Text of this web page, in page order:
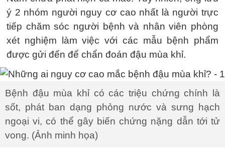
ý 2 nhóm người nguy cơ cao nhất là người trực
tiếp chăm sóc người bệnh và nhân viên phòng
xét nghiệm làm việc với các mẫu bệnh phẩm
được gửi đến để chẩn đoán đậu mùa khỉ.
Bệnh đậu mùa khỉ có các triệu chứng chính là
sốt, phát ban dạng phỏng nước và sưng hạch
ngoại vi, có thể gây biến chứng nặng dẫn tới tử
vong. (Ảnh minh họa)